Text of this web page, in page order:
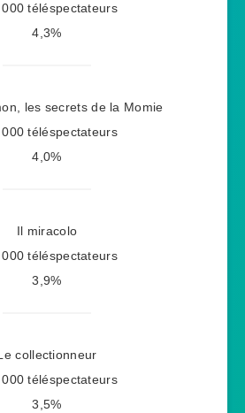
téléspectateurs
4,3%
les secrets de la Momie
téléspectateurs
4,0%
Il miracolo
téléspectateurs
3,9%
collectionneur
téléspectateurs
3,5%